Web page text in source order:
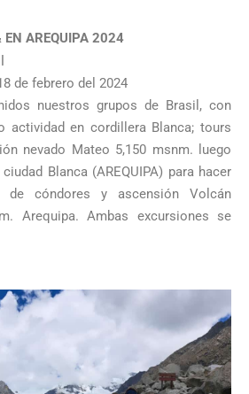
EN AREQUIPA 2024
de febrero del 2024
nuestros grupos de Brasil, con
actividad en cordillera Blanca; tours
nevado Mateo 5,150 msnm. luego
Blanca (AREQUIPA) para hacer
cóndores y ascensión Volcán
Arequipa. Ambas excursiones se